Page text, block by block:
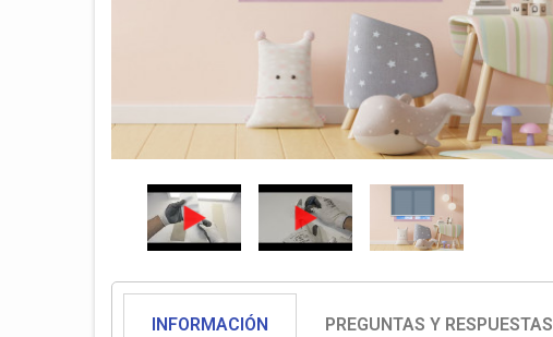
INFORMACIÓN PREGUNTAS Y RESPUESTAS